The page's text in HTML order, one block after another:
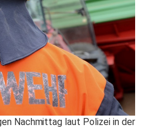
Nachmittag laut Polizei in der